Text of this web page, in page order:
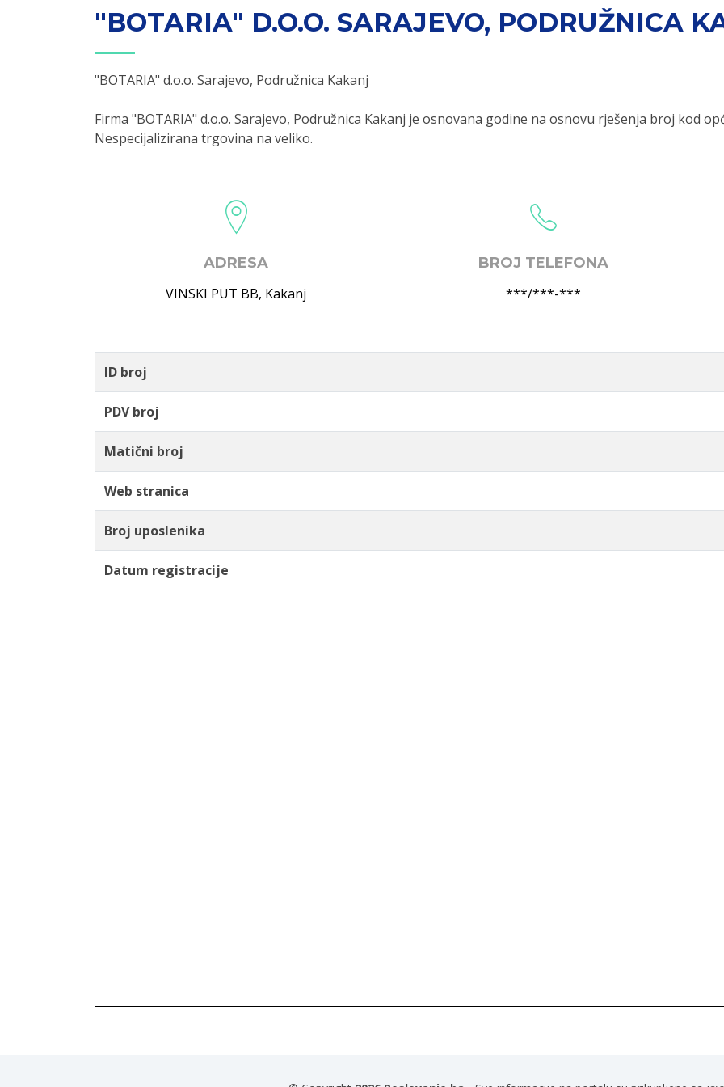
"BOTARIA" D.O.O. SARAJEVO, PODRUŽNICA
"BOTARIA" d.o.o. Sarajevo, Podružnica Kakanj
Firma "BOTARIA" d.o.o. Sarajevo, Podružnica Kakanj je osnovana godine na osnovu rješenja broj kod
Nespecijalizirana trgovina na veliko.
ADRESA
VINSKI PUT BB, Kakanj
BROJ TELEFONA
***/***-***
ID broj
PDV broj
Matični broj
Web stranica
Broj uposlenika
Datum registracije